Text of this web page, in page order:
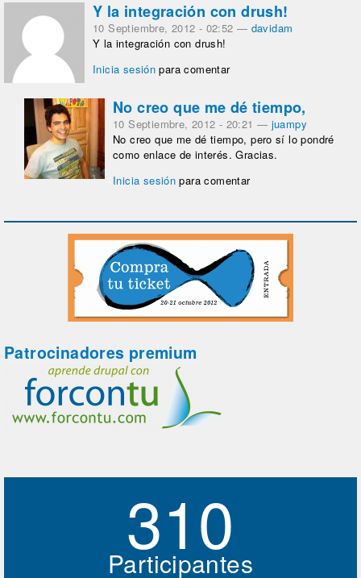
Y la integración con drush!
10 Septiembre, 2012 - 02:52 — davidam
Y la integración con drush!
Inicia sesión para comentar
No creo que me dé tiempo,
10 Septiembre, 2012 - 20:21 — juampy
No creo que me dé tiempo, pero sí lo pondré
como enlace de interés. Gracias.
Inicia sesión para comentar
Patrocinadores premium
310
Participantes